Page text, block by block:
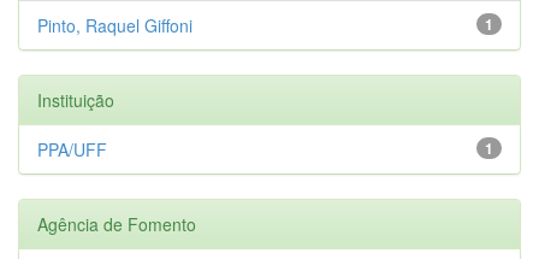
1
Pinto, Raquel Giffoni
Instituição
1
PPA/UFF
Agência de Fomento